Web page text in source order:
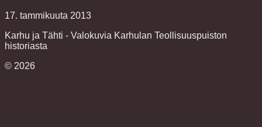
17. tammikuuta 2013
Karhu ja Tähti - Valokuvia Karhulan Teollisuuspuiston
historiasta
© 2026